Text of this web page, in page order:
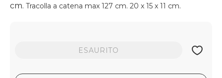
cm. Tracolla a catena max 127 cm. 20 x 15 x 11 cm.
ESAURITO